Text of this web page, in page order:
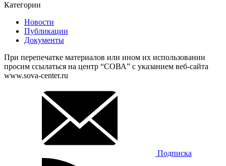
Категории
Новости
Публикации
Документы
При перепечатке материалов или ином их использовании
просим ссылаться на центр “СОВА” с указанием веб-сайта
www.sova-center.ru
Подписка